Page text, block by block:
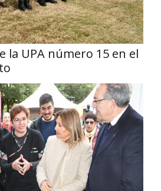
la UPA número 15 en el